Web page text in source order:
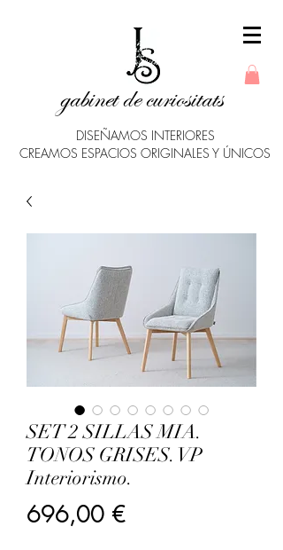
gabinet de curiositats
DISEÑAMOS INTERIORES
CREAMOS ESPACIOS ORIGINALES Y ÚNICOS
SET 2 SILLAS MIA.
TONOS GRISES. VP
Interiorismo.
696,00 €Precio